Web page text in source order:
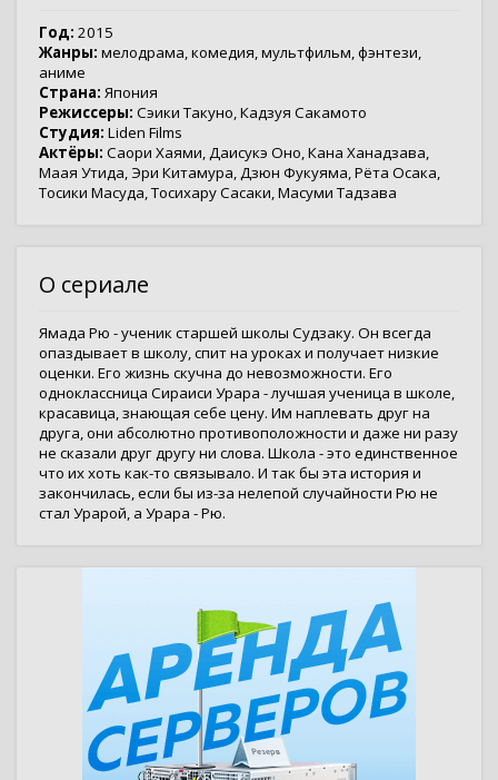
Год: 2015
Жанры: мелодрама,комедия,мультфильм,фэнтези,
аниме
Страна: Япония
Режиссеры: Сэики Такуно,Кадзуя Сакамото
Студия: Liden Films
Актёры: Саори Хаями,Даисукэ Оно,Кана Ханадзава,
Маая Утида,Эри Китамура,Дзюн Фукуяма,Рёта Осака,
Тосики Масуда,Тосихару Сасаки,Масуми Тадзава
О сериале
Ямада Рю - ученик старшей школы Судзаку. Он всегда
опаздывает в школу, спит на уроках и получает низкие
оценки. Его жизнь скучна до невозможности. Его
одноклассница Сираиси Урара - лучшая ученица в школе,
красавица, знающая себе цену. Им наплевать друг на
друга, они абсолютно противоположности и даже ни разу
не сказали друг другу ни слова. Школа - это единственное
что их хоть как-то связывало. И так бы эта история и
закончилась, если бы из-за нелепой случайности Рю не
стал Урарой, а Урара - Рю.